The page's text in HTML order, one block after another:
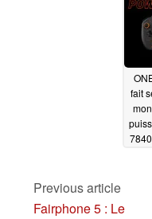
fait
Previous article
Fairphone 5 : Le